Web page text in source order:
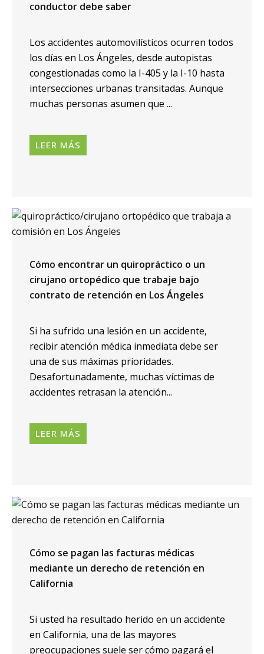
conductor debe saber
Los accidentes automovilísticos ocurren todos
los días en Los Ángeles, desde autopistas
congestionadas como la I-405 y la I-10 hasta
intersecciones urbanas transitadas. Aunque
muchas personas asumen que ...
LEER MÁS
Cómo encontrar un quiropráctico o un
cirujano ortopédico que trabaje bajo
contrato de retención en Los Ángeles
Si ha sufrido una lesión en un accidente,
recibir atención médica inmediata debe ser
una de sus máximas prioridades.
Desafortunadamente, muchas víctimas de
accidentes retrasan la atención...
LEER MÁS
Cómo se pagan las facturas médicas
mediante un derecho de retención en
California
Si usted ha resultado herido en un accidente
en California, una de las mayores
preocupaciones suele ser cómo pagará el